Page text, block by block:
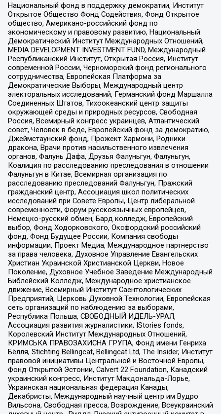
Национальный фонд в поддержку демократии, Институт
Открытое Общество Фонд Содействия, Фонд Открытое
общество, Американо-российский фонд по
экономическому и правовому развитию, Национальный
Демократический Институт Международных Отношений,
MEDIA DEVELOPMENT INVESTMENT FUND, Международный
Республиканский Институт, Открытая Россия, Институт
современной России, Черноморский фонд регионального
сотрудничества, Европейская Платформа за
Демократические Выборы, Международный центр
электоральных исследований, Германский фонд Маршалла
Соединенных Штатов, Тихоокеанский центр защиты
окружающей среды и природных ресурсов, Свободная
Россия, Всемирный конгресс украинцев, Атлантический
совет, Человек в беде, Европейский фонд за демократию,
Джеймстаунский фонд, Прожект Хармони, Родники
дракона, Врачи против насильственного извлечения
органов, Фалунь Дафа, Друзья Фалуньгун, Фалуньгун,
Коалиция по расследованию преследования в отношении
Фалуньгун в Китае, Всемирная организация по
расследованию преследований Фалуньгун, Пражский
гражданский центр, Ассоциация школ политических
исследований при Совете Европы, Центр либеральной
современности, Форум русскоязычных европейцев,
Немецко-русский обмен, Бард колледж, Европейский
выбор, Фонд Ходорковского, Оксфордский российский
фонд, Фонд Будущее России, Компания свободы
информации, Проект Медиа, Международное партнерство
за права человека, Духовное Управление Евангельских
Христиан Украинской Христианской Церкви, Новое
Поколение, Духовное Учебное Заведение Международный
Библейский Колледж, Международное христианское
движение, Всемирный Институт Саентологических
Предприятий, Церковь Духовной Технологии, Европейская
сеть организаций по наблюдению за выборами,
Республика Польша, СВОБОДНЫЙ ИДЕЛЬ-УРАЛ,
Ассоциация развития журналистики, IStories fonds,
Королевский Институт Международных Отношений,
КРИМСЬКА ПРАВОЗАХИСНА ГРУПА, Фонд имени Генриха
Бёлля, Stichting Bellingcat, Bellingcat Ltd, The Insider, Институт
правовой инициативы Центральной и Восточной Европы,
Фонд Открытой Эстонии, Calvert 22 Foundation, Канадский
украинский конгресс, Институт Макдональда-Лорье,
Украинская национальная федерация Канады,
Декабристы, Международный научный центр им Вудро
Вильсона, Свободная пресса, Возрождение, Всеукраинский